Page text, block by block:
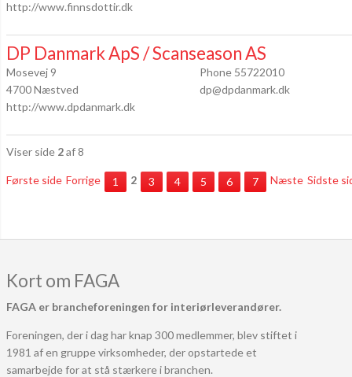
http://www.finnsdottir.dk
DP Danmark ApS / Scanseason AS
Mosevej 9
4700 Næstved
http://www.dpdanmark.dk
Phone 55722010
dp@dpdanmark.dk
Viser side 2af 8
Første side Forrige 1 2 3 4 5 6 7 Næste Sidste
Kort om FAGA
FAGA er brancheforeningen for interiørleverandører.
Foreningen, der i dag har knap 300 medlemmer, blev stiftet i
1981 af en gruppe virksomheder, der opstartede et
samarbejde for at stå stærkere i branchen.